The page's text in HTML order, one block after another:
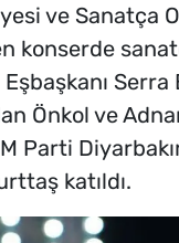
ve Sanatça
konserde
Serra
Önkol ve
Parti
katıldı.